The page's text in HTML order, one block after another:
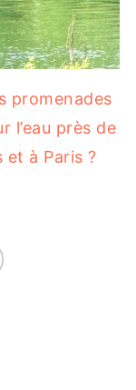
promenades
l’eau près de
et à Paris ?